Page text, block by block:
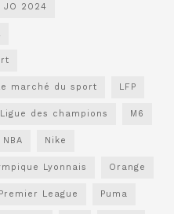
JO 2024
marché du sport LFP
Ligue des champions M6
NBA Nike
Lyonnais Orange
Premier League Puma